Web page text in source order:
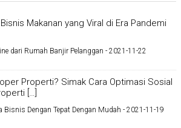
Bisnis Makanan yang Viral di Era Pandemi
dari Rumah Banjir Pelanggan - 2021-11-22
Properti? Simak Cara Optimasi Sosial
[…]
Bisnis Dengan Tepat Dengan Mudah - 2021-11-19